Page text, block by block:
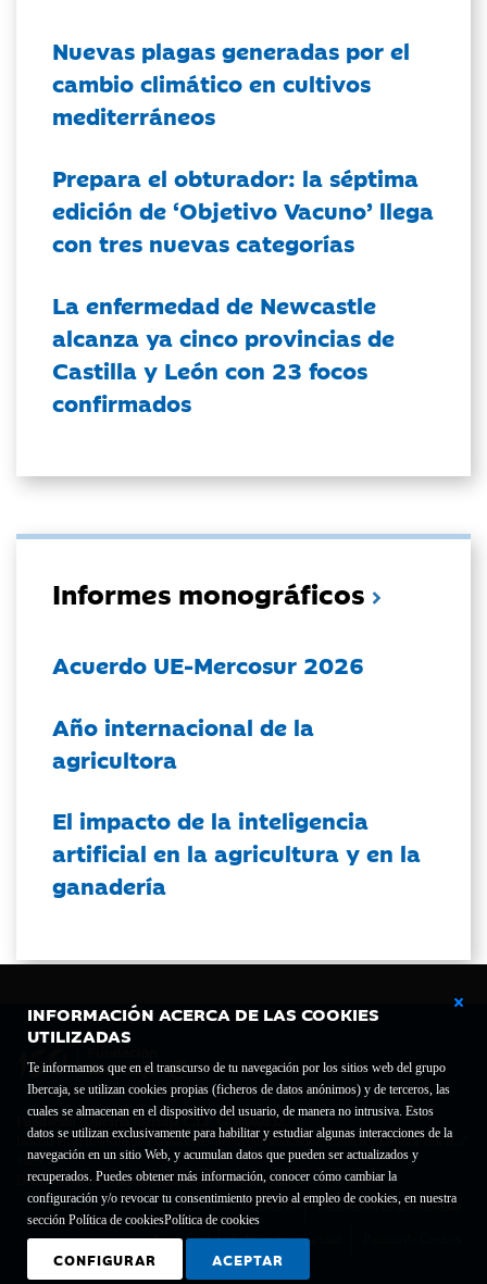
INFORMACIÓN ACERCA DE LAS COOKIES
UTILIZADAS
Te informamos que en el transcurso de tu navegación por los sitios web del grupo
Ibercaja, se utilizan cookies propias (ficheros de datos anónimos) y de terceros, las
cuales se almacenan en el dispositivo del usuario, de manera no intrusiva. Estos
datos se utilizan exclusivamente para habilitar y estudiar algunas interacciones de la
navegación en un sitio Web, y acumulan datos que pueden ser actualizados y
recuperados. Puedes obtener más información, conocer cómo cambiar la
configuración y/o revocar tu consentimiento previo al empleo de cookies, en nuestra
sección Política de cookiesPolítica de cookies
CONFIGURAR ACEPTAR
Nuevas plagas generadas por el
cambio climático en cultivos
mediterráneos
Prepara el obturador: la séptima
edición de ‘Objetivo Vacuno’ llega
con tres nuevas categorías
La enfermedad de Newcastle
alcanza ya cinco provincias de
Castilla y León con 23 focos
confirmados
Informes monográficos
Acuerdo UE-Mercosur 2026
Año internacional de la
agricultora
El impacto de la inteligencia
artificial en la agricultura y en la
ganadería
Fundación Bancaria Ibercaja C.I.F. G-50000652.
Inscrita en el Registro de Fundaciones del Mº de Educación, Cultura y Deporte con el nº
1689.
Domicilio social: Joaquín Costa, 13. 50001 Zaragoza.
Contacto
Declaración de accesibilidad
Aviso legal Política de privacidad